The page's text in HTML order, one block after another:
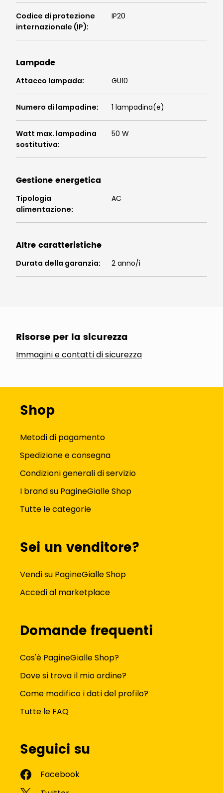
Codice di protezione
internazionale (IP):
IP20
Lampade
Attacco lampada: GU10
Numero di lampadine: 1 lampadina(e)
Watt max. lampadina
sostitutiva:
50 W
Gestione energetica
Tipologia
alimentazione:
AC
Altre caratteristiche
Durata della garanzia: 2 anno/i
Risorse per la sicurezza
Immagini e contatti di sicurezza
Shop
Metodi di pagamento
Spedizione e consegna
Condizioni generali di servizio
I brand su PagineGialle Shop
Tutte le categorie
Sei un venditore?
Vendi su PagineGialle Shop
Accedi al marketplace
Domande frequenti
Cos'è PagineGialle Shop?
Dove si trova il mio ordine?
Come modifico i dati del profilo?
Tutte le FAQ
Seguici su